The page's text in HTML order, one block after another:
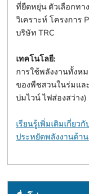
ที่ยืดหยุ่น ตัวเลือกทา
วิเคราะห์ โครงการ
บริษัท TRC
เทคโนโลยี:
การใช้พลังงานทั้งห
ของพืชสวนในร่มแล
บ่มไวน์ ไฟส่องสว่าง)
เรียนรู้เพิ่มเติมเกี่ยว
ประหยัดพลังงานด้า